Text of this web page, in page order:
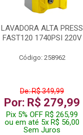
LAVADORA ALTA PRESS
FAST120 1740PSI 220V
Código: 258962
De: R$ 349,99
Por: R$ 279,99
Pix 5% OFF R$ 265,99
ou em até 5x R$ 56,00
Sem Juros